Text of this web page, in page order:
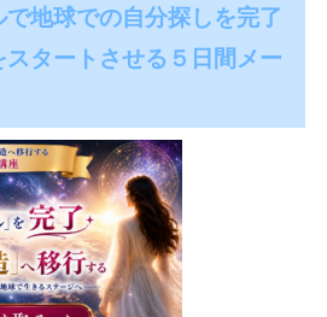
で地球での自分探しを完了
タートさせる５日間メー